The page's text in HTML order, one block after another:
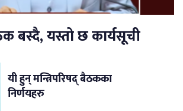
बस्दै, यस्तो छ कार्यसूची
यी हुन् मन्त्रिपरिषद् बैठकका
निर्णयहरु